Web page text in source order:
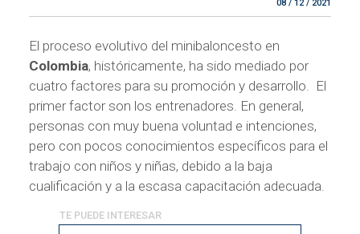
08 / 12 / 2021
El proceso evolutivo del minibaloncesto en
Colombia, históricamente, ha sido mediado por
cuatro factores para su promoción y desarrollo. El
primer factor son los entrenadores. En general,
personas con muy buena voluntad e intenciones,
pero con pocos conocimientos específicos para el
trabajo con niños y niñas, debido a la baja
cualificación y a la escasa capacitación adecuada.